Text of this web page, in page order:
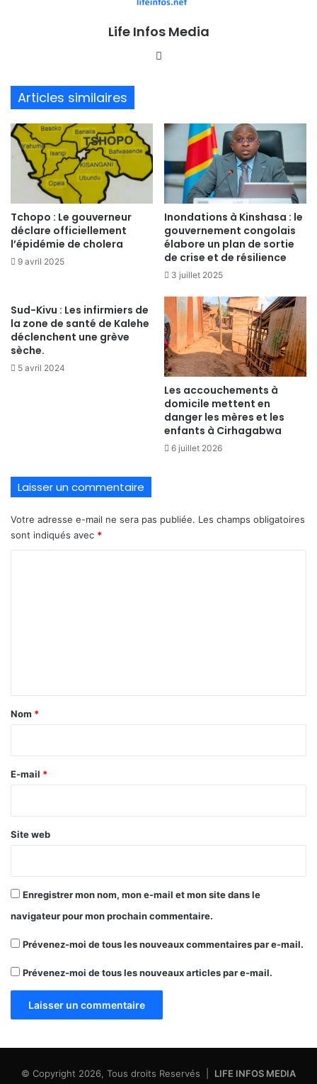
Life Infos Media
Articles similaires
Tchopo : Le gouverneur
déclare officiellement
l’épidémie de cholera
9 avril 2025
Inondations à Kinshasa : le
gouvernement congolais
élabore un plan de sortie
de crise et de résilience
3 juillet 2025
Sud-Kivu : Les infirmiers de
la zone de santé de Kalehe
déclenchent une grève
sèche.
5 avril 2024
Les accouchements à
domicile mettent en
danger les mères et les
enfants à Cirhagabwa
6 juillet 2026
Laisser un commentaire
Votre adresse e-mail ne sera pas publiée. Les champs obligatoires
sont indiqués avec *
a
e
Nom *
E-mail *
Site web
Enregistrer mon nom, mon e-mail et mon site dans le
navigateur pour mon prochain commentaire.
Prévenez-moi de tous les nouveaux commentaires par e-mail.
Prévenez-moi de tous les nouveaux articles par e-mail.
© Copyright 2026, Tous droits Reservés | LIFE INFOS MEDIA